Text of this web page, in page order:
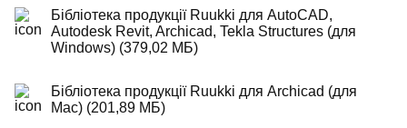
Бібліотека продукції Ruukki для AutoCAD,
Autodesk Revit, Archicad, Tekla Structures (для
Windows) (379,02 МБ)
Бібліотека продукції Ruukki для Archicad (для
Mac) (201,89 МБ)